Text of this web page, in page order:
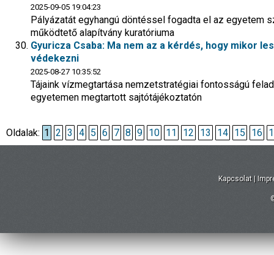
2025-09-05 19:04:23
Pályázatát egyhangú döntéssel fogadta el az egyetem
működtető alapítvány kuratóriuma
Gyuricza Csaba: Ma nem az a kérdés, hogy mikor
védekezni
2025-08-27 10:35:52
Tájaink vízmegtartása nemzetstratégiai fontosságú
egyetemen megtartott sajtótájékoztatón
Oldalak: 1 2 3 4 5 6 7 8 9 10 11 12 13 14 15 16
Kapcsolat |